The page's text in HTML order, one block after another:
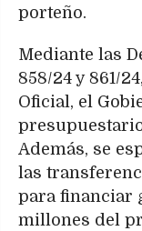
porteño.
Mediante las
858/24 y 861/
Oficial, el
Además, se
las
para financiar
millones del